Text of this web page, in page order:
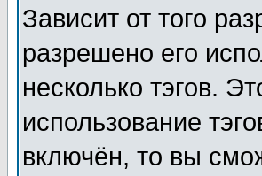
Зависит от того
разрешено его
несколько тэгов.
использование
включён, то вы